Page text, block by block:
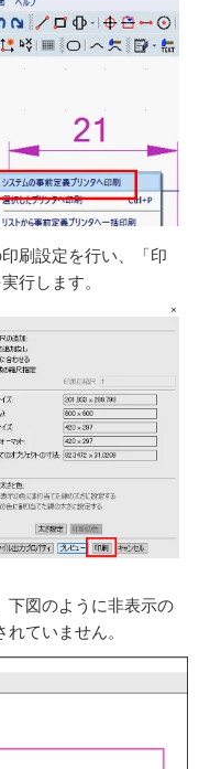
刷設定を行い、「印
行します。
図のように非表示の
ていません。